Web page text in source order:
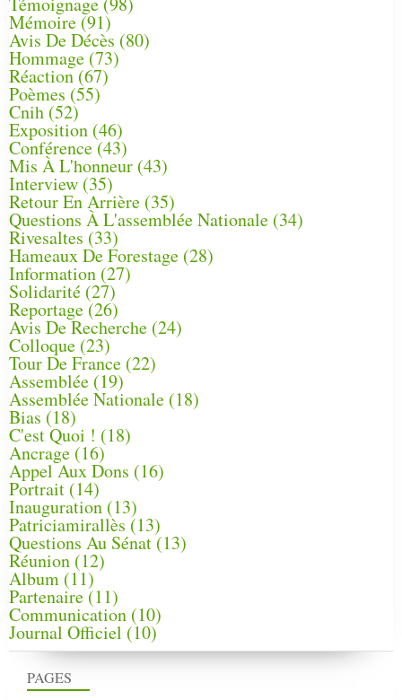
PAGES
Mémoire (91)
Avis De Décès (80)
Hommage (73)
Réaction(67)
Poèmes (55)
Cnih (52)
Exposition (46)
Conférence(43)
Mis À L'honneur (43)
Interview (35)
Retour En Arrière (35)
Questions À L'assemblée Nationale (34)
Rivesaltes (33)
Hameaux De Forestage (28)
Information (27)
Solidarité (27)
Reportage (26)
Avis De Recherche (24)
Colloque (23)
Tour De France (22)
Assemblée (19)
Assemblée Nationale (18)
Bias (18)
C'est Quoi ! (18)
Ancrage (16)
Appel Aux Dons (16)
Portrait (14)
Inauguration (13)
Patriciamirallès (13)
Questions Au Sénat(13)
Réunion (12)
Album (11)
Partenaire(11)
Communication (10)
Journal Officiel (10)